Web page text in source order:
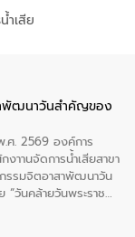
ำเสีย
พัฒนาวันสําคัญของ
ศ. 2569 องค์การ
งาานจัดการน้ำเสียสาขา
รรมจิตอาสาพัฒนาวัน
“วันคล้ายวันพระราช
งเจ้าสิริกิติ์พระบรม